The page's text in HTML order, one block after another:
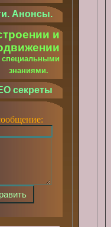
Анонсы.
и
специальными
знаниями.
секреты